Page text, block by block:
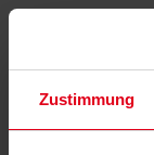
Zustimmung